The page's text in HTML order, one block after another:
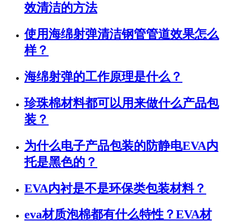
效清洁的方法
使用海绵射弹清洁钢管管道效果怎么
样？
海绵射弹的工作原理是什么？
珍珠棉材料都可以用来做什么产品包
装？
为什么电子产品包装的防静电EVA内
托是黑色的？
EVA内衬是不是环保类包装材料？
eva材质泡棉都有什么特性？EVA材